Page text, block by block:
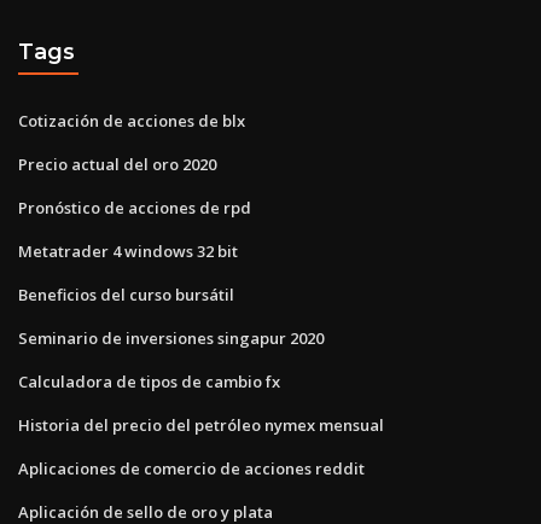
Tags
Cotización de acciones de blx
Precio actual del oro 2020
Pronóstico de acciones de rpd
Metatrader 4 windows 32 bit
Beneficios del curso bursátil
Seminario de inversiones singapur 2020
Calculadora de tipos de cambio fx
Historia del precio del petróleo nymex mensual
Aplicaciones de comercio de acciones reddit
Aplicación de sello de oro y plata